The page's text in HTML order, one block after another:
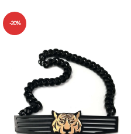
-20%